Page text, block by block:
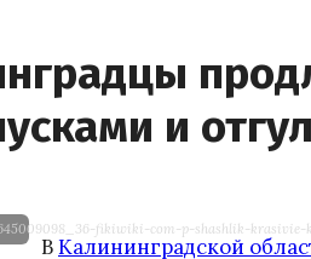
и
fikiwiki-com-p-shashlik-krasivie-
ВКалининградской